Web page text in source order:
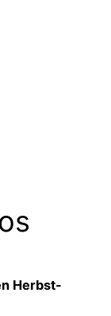
Herbst-